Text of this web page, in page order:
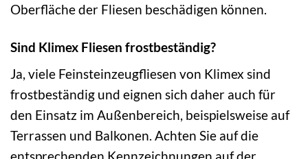
Oberfläche der Fliesen beschädigen können.
Sind Klimex Fliesen frostbeständig?
Ja, viele Feinsteinzeugfliesen von Klimex sind
frostbeständig und eignen sich daher auch für
den Einsatz im Außenbereich, beispielsweise auf
Terrassen und Balkonen. Achten Sie auf die